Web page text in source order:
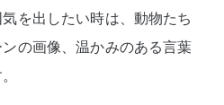
を出したい時は、動物たち
の画像、温かみのある言葉